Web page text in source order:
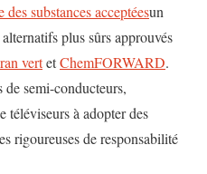
des substances acceptéesun
plus sûrs approuvés
vertetChemFORWARD.
semi-conducteurs,
téléviseurs à adopter des
rigoureuses de responsabilité